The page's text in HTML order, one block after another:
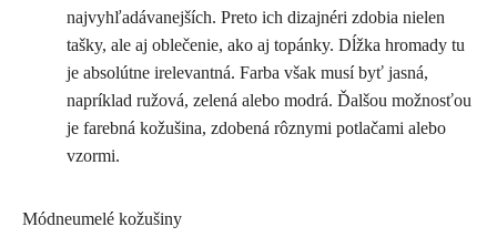
najvyhľadávanejších. Preto ich dizajnéri zdobia nielen
tašky, ale aj oblečenie, ako aj topánky. Dĺžka hromady tu
je absolútne irelevantná. Farba však musí byť jasná,
napríklad ružová, zelená alebo modrá. Ďalšou možnosťou
je farebná kožušina, zdobená rôznymi potlačami alebo
vzormi.
Módneumelé kožušiny